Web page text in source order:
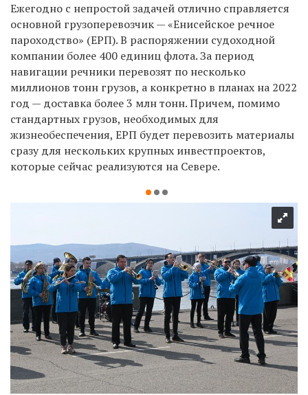
Ежегодно с непростой задачей отлично справляется
основной грузоперевозчик — «Енисейское речное
пароходство» (ЕРП). В распоряжении судоходной
компании более 400 единиц флота. За период
навигации речники перевозят по несколько
миллионов тонн грузов, а конкретно в планах на 2022
год — доставка более 3 млн тонн. Причем, помимо
стандартных грузов, необходимых для
жизнеобеспечения, ЕРП будет перевозить материалы
сразу для нескольких крупных инвестпроектов,
которые сейчас реализуются на Севере.